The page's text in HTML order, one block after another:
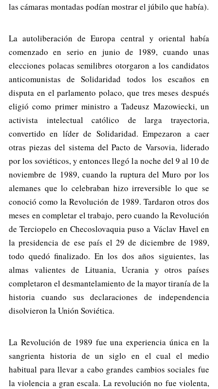
las cámaras montadas podían mostrar el júbilo que había).
La autoliberación de Europa central y oriental había
comenzado en serio en junio de 1989, cuando unas
elecciones polacas semilibres otorgaron a los candidatos
anticomunistas de Solidaridad todos los escaños en
disputa en el parlamento polaco, que tres meses después
eligió como primer ministro a Tadeusz Mazowiecki, un
activista intelectual católico de larga trayectoria,
convertido en líder de Solidaridad. Empezaron a caer
otras piezas del sistema del Pacto de Varsovia, liderado
por los soviéticos, y entonces llegó la noche del 9 al 10 de
noviembre de 1989, cuando la ruptura del Muro por los
alemanes que lo celebraban hizo irreversible lo que se
conoció como la Revolución de 1989. Tardaron otros dos
meses en completar el trabajo, pero cuando la Revolución
de Terciopelo en Checoslovaquia puso a Václav Havel en
la presidencia de ese país el 29 de diciembre de 1989,
todo quedó finalizado. En los dos años siguientes, las
almas valientes de Lituania, Ucrania y otros países
completaron el desmantelamiento de la mayor tiranía de la
historia cuando sus declaraciones de independencia
disolvieron la Unión Soviética.
La Revolución de 1989 fue una experiencia única en la
sangrienta historia de un siglo en el cual el medio
habitual para llevar a cabo grandes cambios sociales fue
la violencia a gran escala. La revolución no fue violenta,